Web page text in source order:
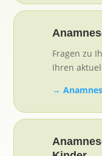
Fragen zu
Ihren
→